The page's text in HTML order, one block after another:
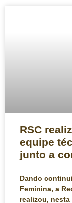
RSC
equipe
junto a
Dando
Feminina, a
realizou,